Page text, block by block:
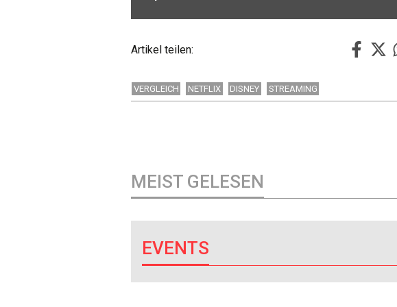
Artikel teilen:
VERGLEICH NETFLIX DISNEY STREAMING
MEIST GELESEN
EVENTS